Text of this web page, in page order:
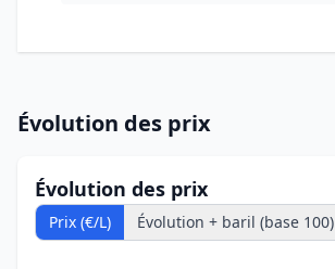
Évolution des prix
Évolution des prix
Prix (€/L) Évolution + baril (base 100)